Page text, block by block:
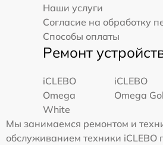
Наши услуги
Согласие на обработку
Способы оплаты
Ремонт
iCLEBO
Omega
White
iCLEBO
Omega
Мы занимаемся ремонтом и
обслуживанием техники iCLEBO